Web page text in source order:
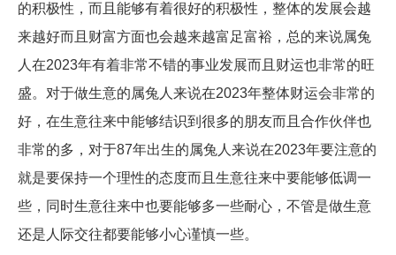
的积极性，而且能够有着很好的积极性，整体的发展会越
来越好而且财富方面也会越来越富足富裕，总的来说属兔
人在2023年有着非常不错的事业发展而且财运也非常的旺
盛。对于做生意的属兔人来说在2023年整体财运会非常的
好，在生意往来中能够结识到很多的朋友而且合作伙伴也
非常的多，对于87年出生的属兔人来说在2023年要注意的
就是要保持一个理性的态度而且生意往来中要能够低调一
些，同时生意往来中也要能够多一些耐心，不管是做生意
还是人际交往都要能够小心谨慎一些。